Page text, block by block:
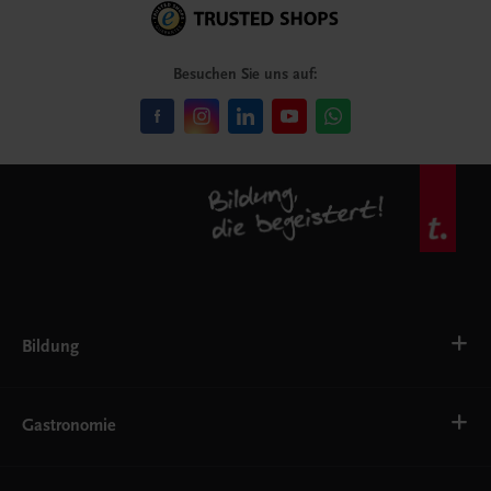
Besuchen Sie uns auf:
Bildung
Ernährung
Gastronomie